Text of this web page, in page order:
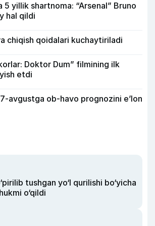
5 yillik shartnoma: “Arsenal” Bruno
hal qildi
chiqish qoidalari kuchaytiriladi
Doktor Dum” filmining ilk
etdi
avgustga ob-havo prognozini e’lon
tushgan yo‘l qurilishi bo‘yicha
o‘qildi